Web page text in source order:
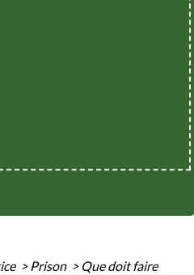
> Prison > Que doit faire